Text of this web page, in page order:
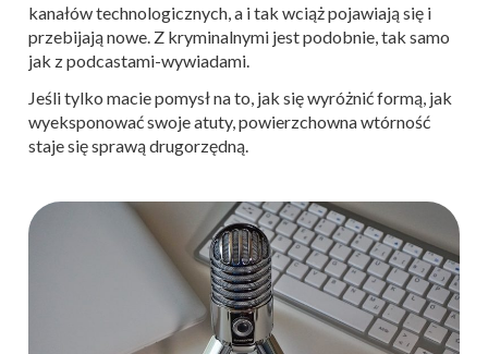
kanałów technologicznych, a i tak wciąż pojawiają się i
przebijają nowe. Z kryminalnymi jest podobnie, tak samo
jak z podcastami-wywiadami.
Jeśli tylko macie pomysł na to, jak się wyróżnić formą, jak
wyeksponować swoje atuty, powierzchowna wtórność
staje się sprawą drugorzędną.